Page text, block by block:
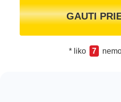
GAUTI
* liko 7